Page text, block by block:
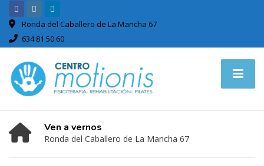
Ronda del Caballero de La Mancha 67
634 81 50 60
Ven a vernos
Ronda del Caballero de La Mancha 67